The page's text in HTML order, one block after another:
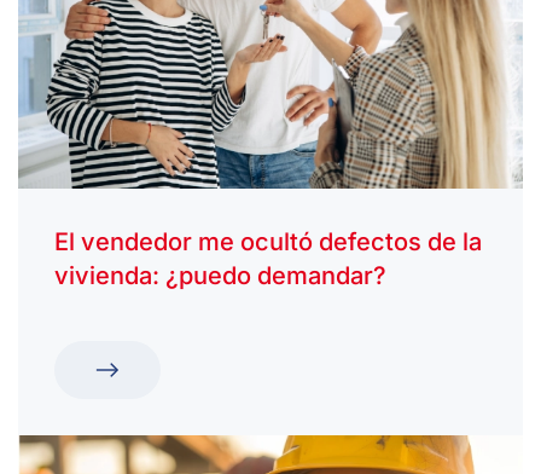
El vendedor me ocultó defectos de la
vivienda: ¿puedo demandar?